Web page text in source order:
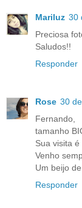
Mariluz 30
Preciosa
Saludos!!
Responder
Rose 30
tamanho
Sua visita é
Venho
Um beijo de
Responder